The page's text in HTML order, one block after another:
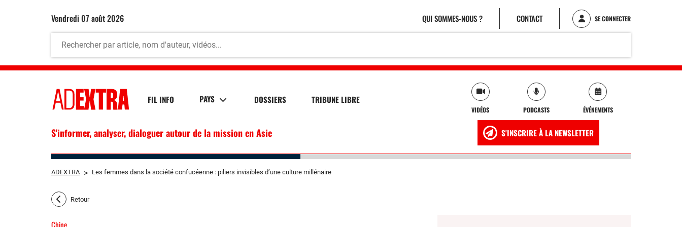
vendredi 07 août 2026 QUI SOMMES-NOUS ? CONTACT SE CONNECTER
FIL INFO PAYS DOSSIERS TRIBUNE LIBRE
VIDÉOS PODCASTS ÉVÉNEMENTS
S'informer, analyser, dialoguer autour de la mission en Asie S'INSCRIRE À LA NEWSLETTER
ADEXTRA > Les femmes dans la société confucéenne : piliers invisibles d’une culture millénaire
Retour
Chine